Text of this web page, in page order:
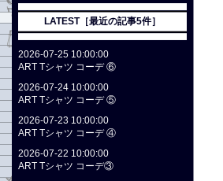
LATEST［最近の記事5件］
2026-07-25 10:00:00
ART Tシャツ コーデ ⑥
2026-07-24 10:00:00
ART Tシャツ コーデ ⑤
2026-07-23 10:00:00
ART Tシャツ コーデ ④
2026-07-22 10:00:00
ART Tシャツ コーデ③